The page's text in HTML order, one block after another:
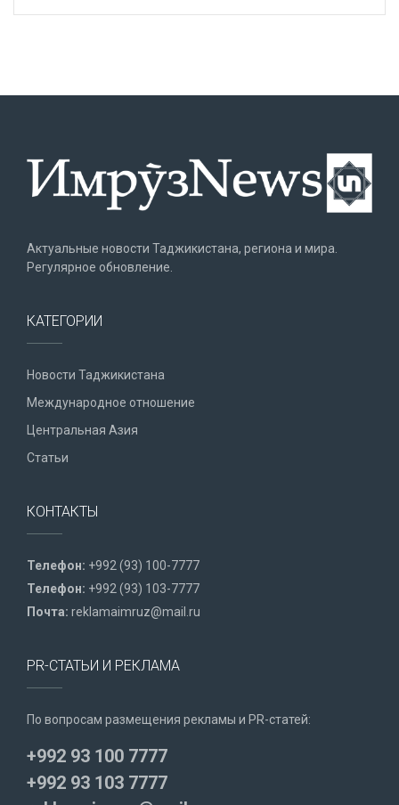
Актуальные новости Таджикистана, региона и мира.
Регулярное обновление.
КАТЕГОРИИ
Новости Таджикистана
Международное отношение
Центральная Азия
Статьи
КОНТАКТЫ
Телефон: +992 (93) 100-7777
Телефон: +992 (93) 103-7777
Почта: reklamaimruz@mail.ru
PR-СТАТЬИ И РЕКЛАМА
По вопросам размещения рекламы и PR-статей:
+992 93 100 7777
+992 93 103 7777